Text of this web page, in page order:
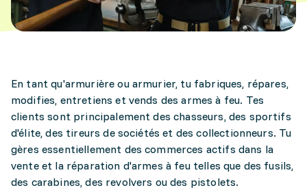
En tant qu'armurière ou armurier, tu fabriques, répares,
modifies, entretiens et vends des armes à feu. Tes
clients sont principalement des chasseurs, des sportifs
d'élite, des tireurs de sociétés et des collectionneurs. Tu
gères essentiellement des commerces actifs dans la
vente et la réparation d'armes à feu telles que des fusils,
des carabines, des revolvers ou des pistolets.